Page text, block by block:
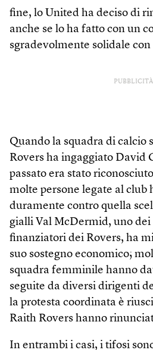
fine, lo United ha deciso di
anche se lo ha fatto con un
sgradevolmente solidale con
PUBBLICITÀ
Quando la squadra di calcio
Rovers ha ingaggiato David
passato era stato
molte persone legate al club
duramente contro quella
gialli Val McDermid, uno
finanziatori dei Rovers, ha
suo sostegno economico;
squadra femminile hanno
seguite da diversi dirigenti
la protesta coordinata è
Raith Rovers hanno
In entrambi i casi, i tifosi